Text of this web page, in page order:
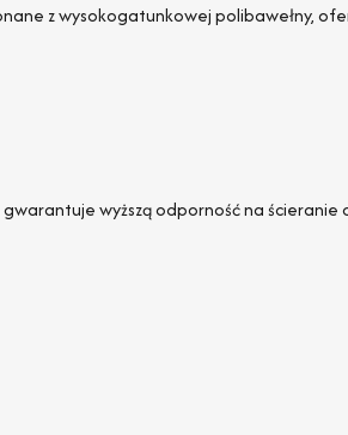
z wysokogatunkowej polibawełny,
wyższą odporność na